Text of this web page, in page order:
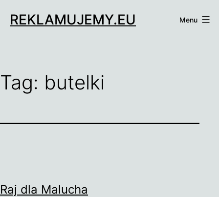
REKLAMUJEMY.EU Menu
Tag: butelki
Raj dla Malucha